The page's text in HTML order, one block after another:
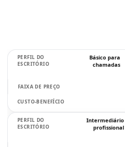
Básico para
chamadas
Intermediário
profissional